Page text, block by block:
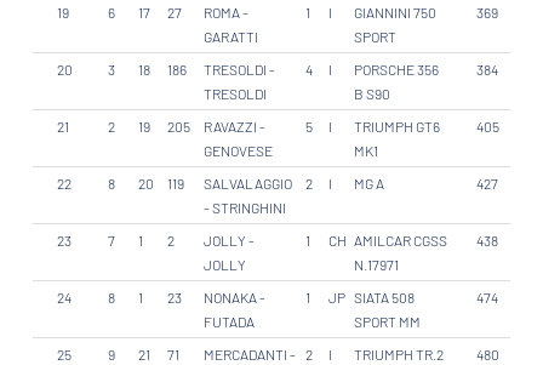
19 6 17 27
ROMA -
GARATTI
1 I
GIANNINI 750
SPORT
369
20 3 18 186
TRESOLDI -
TRESOLDI
4 I
PORSCHE 356
B S90
384
21 2 19 205
RAVAZZI -
GENOVESE
5 I
TRIUMPH GT6
MK1
405
22 8 20 119
SALVALAGGIO
- STRINGHINI
2 I MG A 427
23 7 1 2
JOLLY -
JOLLY
1 CH AMILCAR CGSS
N.17971
438
24 8 1 23
NONAKA -
FUTADA
1 JP SIATA 508
SPORT MM
474
25 9 21 71
MERCADANTI -
2 I TRIUMPH TR.2 480